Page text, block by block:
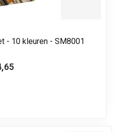
- 10 kleuren - SM8001